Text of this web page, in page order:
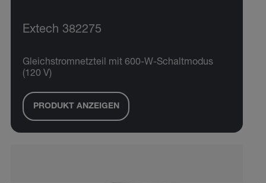
Extech 382275
Gleichstromnetzteil mit 600-W-Schaltmodus
(120 V)
PRODUKT ANZEIGEN